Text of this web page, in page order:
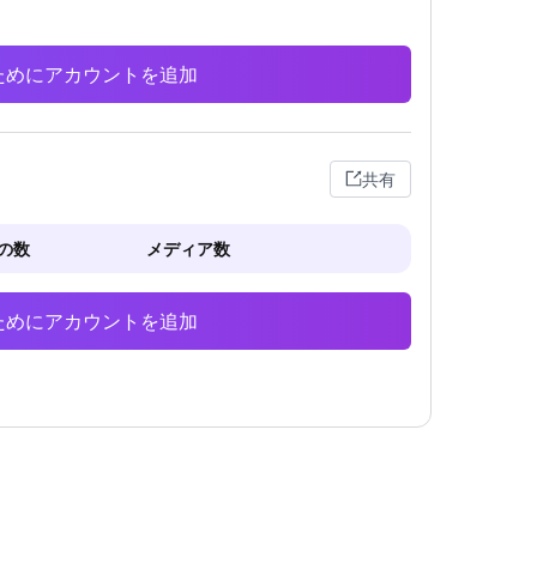
にアカウントを追加
共有
数 メディア数
にアカウントを追加